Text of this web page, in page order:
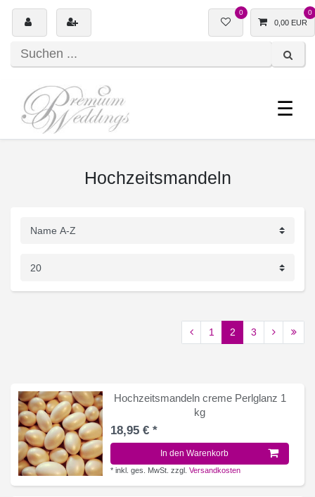
0 0
0,00 EUR
☰
Hochzeitsmandeln
1 2 3
Hochzeitsmandeln creme Perlglanz 1
kg
18,95 € *
In den Warenkorb
*inkl. ges. MwSt. zzgl.Versandkosten